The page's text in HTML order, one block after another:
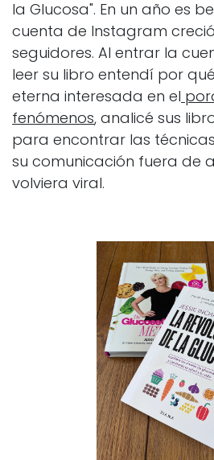
la Glucosa". En un año es
cuenta de Instagram
seguidores. Al entrar la
leer su libro entendí por
eterna interesada en el
fenómenos, analicé sus
para encontrar las
su comunicación fuera de
volviera viral.